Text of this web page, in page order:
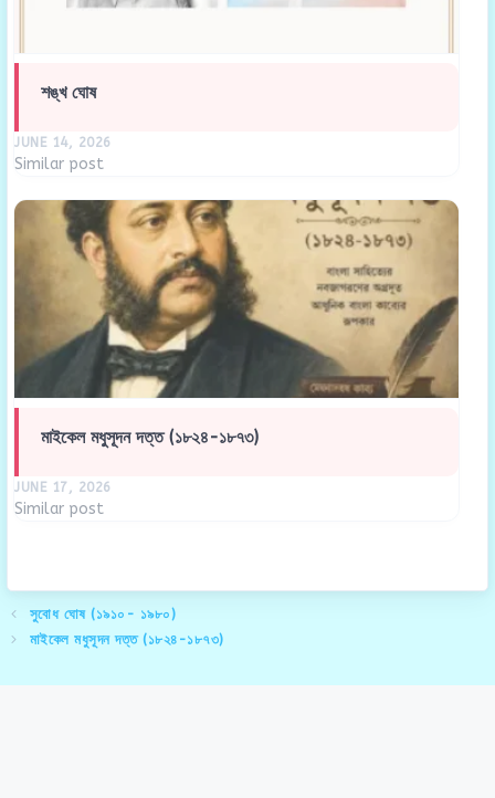
শঙ্খ ঘোষ
JUNE 14, 2026
Similar post
মাইকেল মধুসূদন দত্ত (১৮২৪-১৮৭৩)
JUNE 17, 2026
Similar post
সুবোধ ঘোষ (১৯১০- ১৯৮০)
মাইকেল মধুসূদন দত্ত (১৮২৪-১৮৭৩)